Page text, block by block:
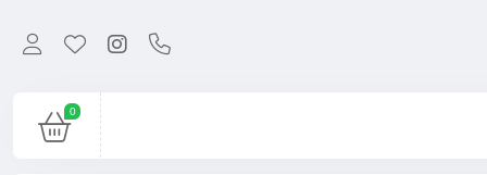
0